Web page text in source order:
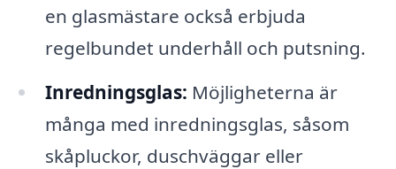
en glasmästare också erbjuda
regelbundet underhåll och putsning.
Inredningsglas: Möjligheterna är
många med inredningsglas, såsom
skåpluckor, duschväggar eller